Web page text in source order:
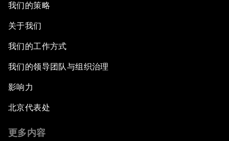
我们的策略
关于我们
我们的工作方式
我们的领导团队与组织治理
影响力
北京代表处
更多内容